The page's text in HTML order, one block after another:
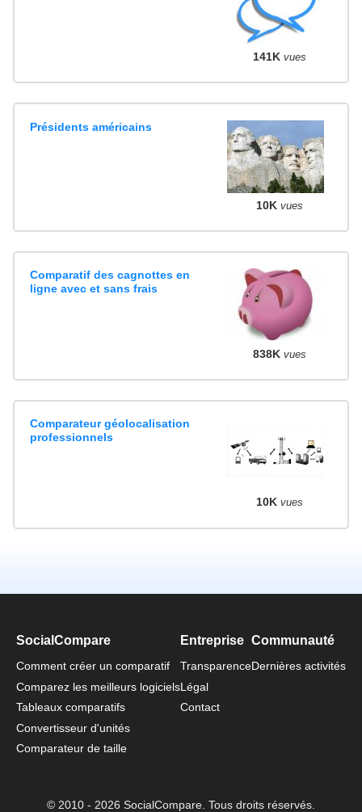
141K vues
Présidents américains
10K vues
Comparatif des cagnottes en
ligne avec et sans frais
838K vues
Comparateur géolocalisation
professionnels
10K vues
SocialCompare
Comment créer un comparatif
Comparez les meilleurs logiciels
Tableaux comparatifs
Convertisseur d'unités
Comparateur de taille
Entreprise
Transparence
Légal
Contact
Communauté
Dernières activités
© 2010 - 2026 SocialCompare. Tous droits réservés.